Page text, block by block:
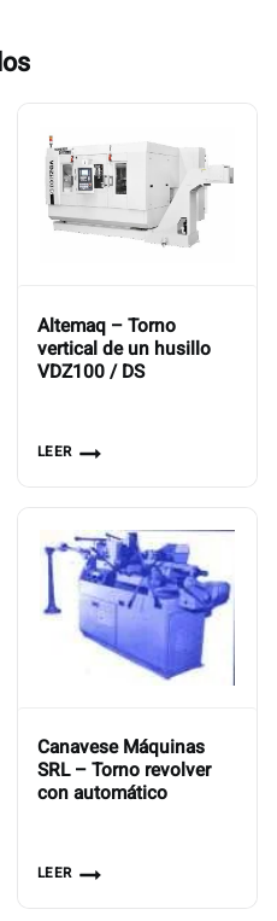
Altemaq – Torno
vertical de un husillo
VDZ100 / DS
LEER
Canavese Máquinas
SRL – Torno revolver
con automático
LEER